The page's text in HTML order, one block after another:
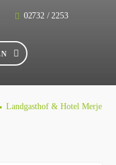
02732 / 2253
Landgasthof & Hotel Merje